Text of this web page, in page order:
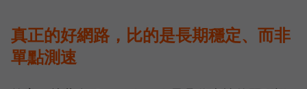
真正的好網路，比的是長期穩定、而非
單點測速